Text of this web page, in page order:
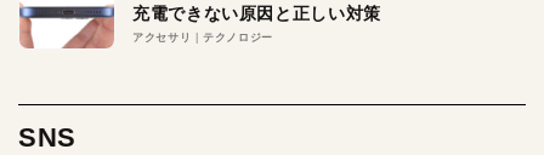
充電できない原因と正しい対策
アクセサリ テクノロジー
SNS